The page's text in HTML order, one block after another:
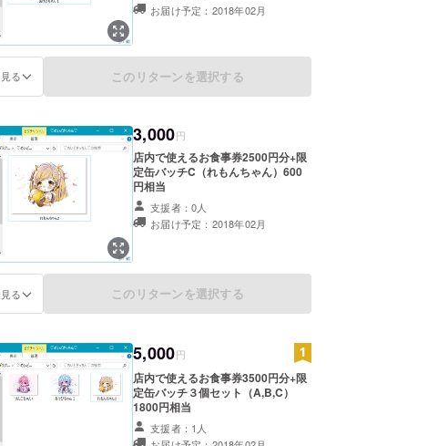
お届け予定：2018年02月
る このリターンを選択する
3,000円
店内で使えるお食事券2500円分+限
定缶バッチC（れもんちゃん）600
円相当
支援者：0人
お届け予定：2018年02月
る このリターンを選択する
5,000円
店内で使えるお食事券3500円分+限
定缶バッチ３個セット（A,B,C）
1800円相当
支援者：1人